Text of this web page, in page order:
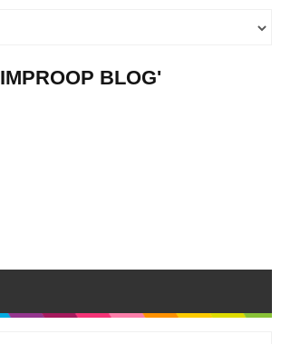
IMPROOP BLOG'